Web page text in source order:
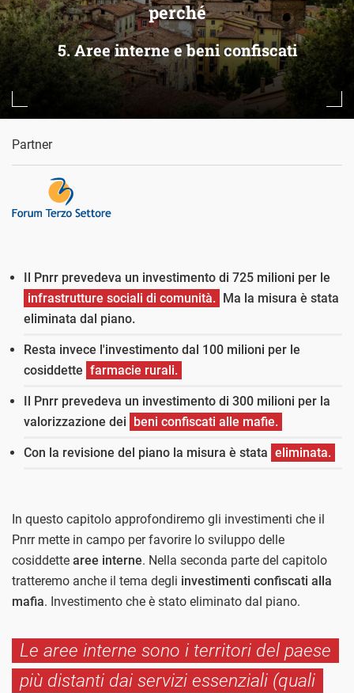
perché
5. Aree interne e beni confiscati
Partner
Il Pnrr prevedeva un investimento di 725 milioni per le
infrastrutture sociali di comunità. Ma la misura è stata
eliminata dal piano.
Resta invece l'investimento dal 100 milioni per le
cosiddette farmacie rurali.
Il Pnrr prevedeva un investimento di 300 milioni per la
valorizzazione dei beni confiscati alle mafie.
Con la revisione del piano la misura è stata eliminata.
In questo capitolo approfondiremo gli investimenti che il
Pnrr mette in campo per favorire lo sviluppo delle
cosiddette aree interne. Nella seconda parte del capitolo
tratteremo anche il tema degli investimenti confiscati alla
mafia. Investimento che è stato eliminato dal piano.
Le aree interne sono i territori del paese
più distanti dai servizi essenziali (quali